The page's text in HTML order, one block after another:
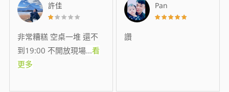
許佳
非常糟糕 空桌一堆 還不
到19:00 不開放現場...看
更多
Pan
讚